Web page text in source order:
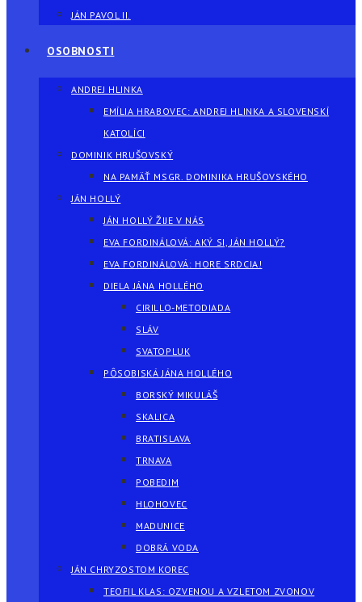
JÁN PAVOL II.
OSOBNOSTI
ANDREJ HLINKA
EMÍLIA HRABOVEC: ANDREJ HLINKA A SLOVENSKÍ
KATOLÍCI
DOMINIK HRUŠOVSKÝ
NA PAMÄŤ MSGR. DOMINIKA HRUŠOVSKÉHO
JÁN HOLLÝ
JÁN HOLLÝ ŽIJE V NÁS
EVA FORDINÁLOVÁ: AKÝ SI, JÁN HOLLÝ?
EVA FORDINÁLOVÁ: HORE SRDCIA!
DIELA JÁNA HOLLÉHO
CIRILLO-METODIADA
SLÁV
SVATOPLUK
PÔSOBISKÁ JÁNA HOLLÉHO
BORSKÝ MIKULÁŠ
SKALICA
BRATISLAVA
TRNAVA
POBEDIM
HLOHOVEC
MADUNICE
DOBRÁ VODA
JÁN CHRYZOSTOM KOREC
TEOFIL KLAS: OZVENOU A VZLETOM ZVONOV